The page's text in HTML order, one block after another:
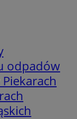
odpadów